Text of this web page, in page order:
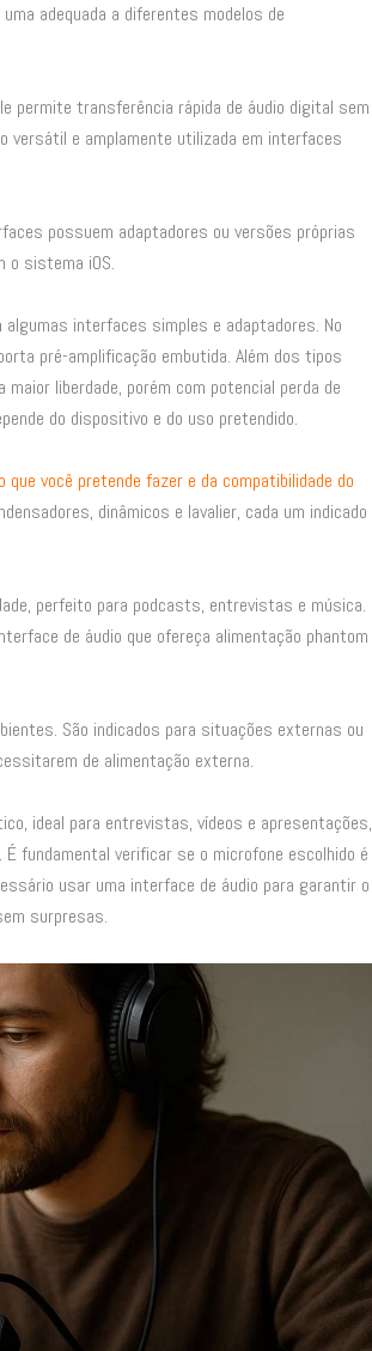
adequada a diferentes modelos de
permite transferência rápida de áudio digital sem
versátil e amplamente utilizada em interfaces
possuem adaptadores ou versões próprias
o sistema iOS.
interfaces simples e adaptadores. No
pré-amplificação embutida. Além dos tipos
liberdade, porém com potencial perda de
do dispositivo e do uso pretendido.
que você pretende fazer e da compatibilidade do
dinâmicos e lavalier, cada um indicado
perfeito para podcasts, entrevistas e música.
de áudio que ofereça alimentação phantom
São indicados para situações externas ou
de alimentação externa.
ideal para entrevistas, vídeos e apresentações,
fundamental verificar se o microfone escolhido é
usar uma interface de áudio para garantir o
surpresas.